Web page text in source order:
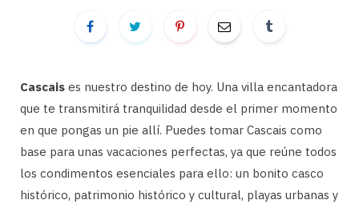
Cascais es nuestro destino de hoy. Una villa encantadora
que te transmitirá tranquilidad desde el primer momento
en que pongas un pie allí. Puedes tomar Cascais como
base para unas vacaciones perfectas, ya que reúne todos
los condimentos esenciales para ello: un bonito casco
histórico, patrimonio histórico y cultural, playas urbanas y